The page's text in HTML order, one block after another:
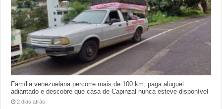
Família venezuelana percorre mais de 100 km, paga aluguel
adiantado e descobre que casa de Capinzal nunca esteve disponível
2 dias atrás